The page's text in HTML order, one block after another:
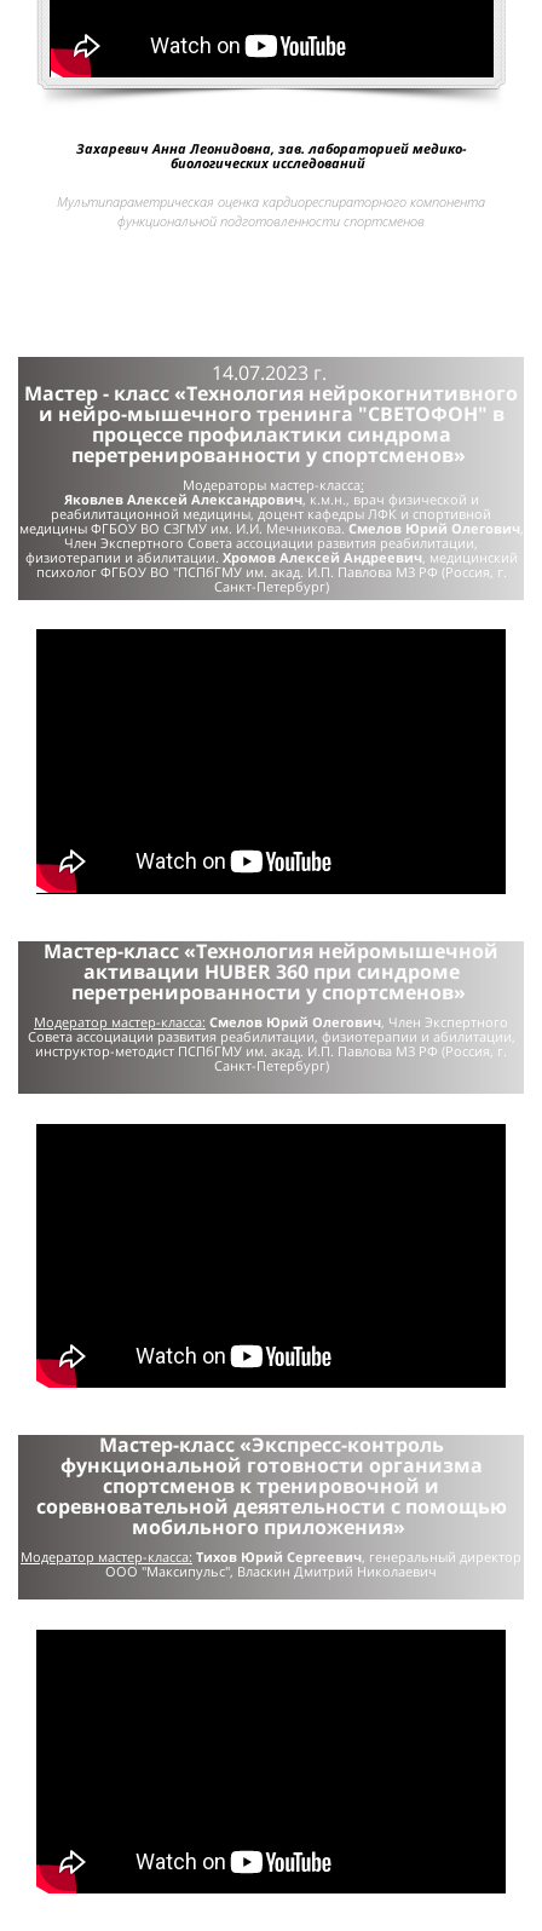
Захаревич Анна Леонидовна, зав. лабораторией медико-
биологических исследований
Мультипараметрическая оценка кардиореспираторного компонента
функциональной подготовленности спортсменов
14.07.2023 г.
Мастер - класс «Технология нейрокогнитивного
и нейро-мышечного тренинга "СВЕТОФОН" в
процессе профилактики синдрома
перетренированности у спортсменов»
Модераторы мастер-класса:
Яковлев Алексей Александрович, к.м.н., врач физической и
реабилитационной медицины, доцент кафедры ЛФК и спортивной
медицины ФГБОУ ВО СЗГМУ им. И.И. Мечникова.Смелов Юрий Олегович
Член Экспертного Совета ассоциации развития реабилитации,
физиотерапии и абилитации. Хромов Алексей Андреевич, медицинский
психолог ФГБОУ ВО "ПСПбГМУ им. акад. И.П. Павлова МЗ РФ (Россия, г.
Санкт-Петербург)
Мастер-класс «Технология нейромышечной
активации HUBER 360 при синдроме
перетренированности у спортсменов»
Модератор мастер-класса: Смелов Юрий Олегович, Член Экспертного
Совета ассоциации развития реабилитации, физиотерапии и абилитации,
инструктор-методист ПСПбГМУ им. акад. И.П. Павлова МЗ РФ (Россия, г.
Санкт-Петербург)
Мастер-класс «Экспресс-контроль
функциональной готовности организма
спортсменов к тренировочной и
соревновательной деяятельности с помощью
мобильного приложения»
Модератор мастер-класса: Тихов Юрий Сергеевич, генеральный директор
ООО "Максипульс", Власкин Дмитрий Николаевич